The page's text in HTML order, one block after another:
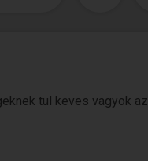
tul keves vagyok az